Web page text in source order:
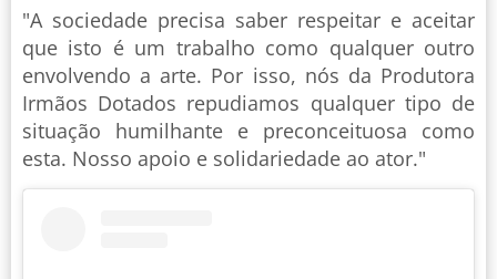
"A sociedade precisa saber respeitar e aceitar
que isto é um trabalho como qualquer outro
envolvendo a arte. Por isso, nós da Produtora
Irmãos Dotados repudiamos qualquer tipo de
situação humilhante e preconceituosa como
esta. Nosso apoio e solidariedade ao ator."